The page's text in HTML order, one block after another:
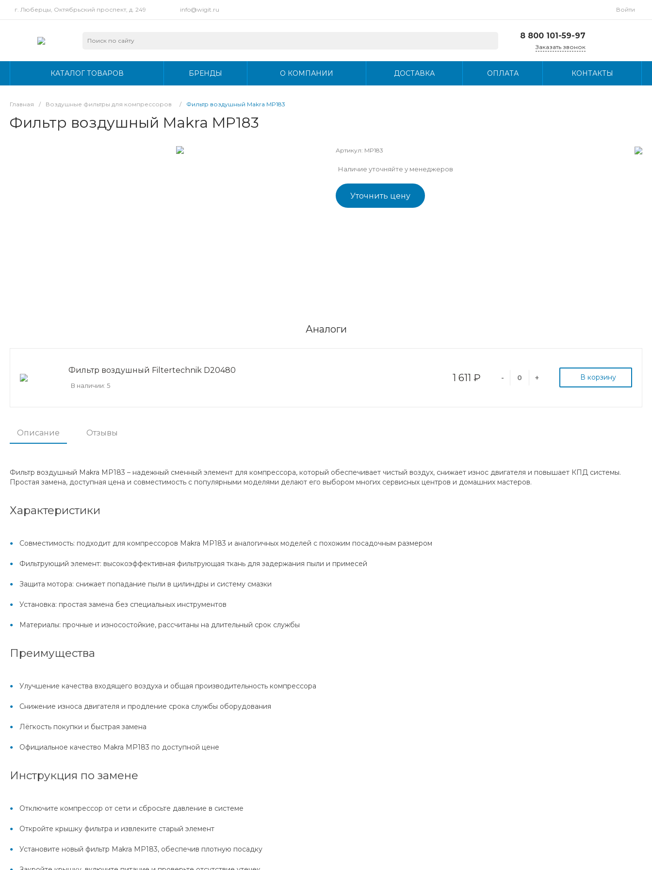
г. Люберцы, Октябрьский проспект, д. 249 info@wigit.ru Войти
8 800 101-59-97
Заказать звонок
КАТАЛОГ ТОВАРОВ БРЕНДЫ О КОМПАНИИ ДОСТАВКА ОПЛАТА КОНТАКТЫ
Главная / Воздушные фильтры для компрессоров / Фильтр воздушный Makra MP183
Фильтр воздушный Makra MP183
Артикул: MP183
Наличие уточняйте у менеджеров
Уточнить цену
Аналоги
Фильтр воздушный Filtertechnik D20480
В наличии: 5
1 611 ₽ - + В корзину
Описание Отзывы
Фильтр воздушный Makra MP183 – надежный сменный элемент для компрессора, который обеспечивает чистый воздух, снижает износ двигателя и повышает КПД системы.
Простая замена, доступная цена и совместимость с популярными моделями делают его выбором многих сервисных центров и домашних мастеров.
Характеристики
Совместимость: подходит для компрессоров Makra MP183 и аналогичных моделей с похожим посадочным размером
Фильтрующий элемент: высокоэффективная фильтрующая ткань для задержания пыли и примесей
Защита мотора: снижает попадание пыли в цилиндры и систему смазки
Установка: простая замена без специальных инструментов
Материалы: прочные и износостойкие, рассчитаны на длительный срок службы
Преимущества
Улучшение качества входящего воздуха и общая производительность компрессора
Снижение износа двигателя и продление срока службы оборудования
Лёгкость покупки и быстрая замена
Официальное качество Makra MP183 по доступной цене
Инструкция по замене
Отключите компрессор от сети и сбросьте давление в системе
Откройте крышку фильтра и извлеките старый элемент
Установите новый фильтр Makra MP183, обеспечив плотную посадку